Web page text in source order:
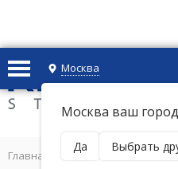
Москва
Москва ваш
Да Выбрать
Главная СМЕСИТЕЛИ ДЛЯ